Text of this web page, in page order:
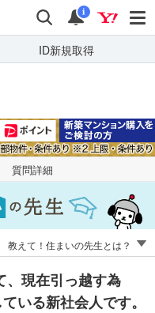
検索 通知
i
ID新規取得
キーワードで
質問を探す
質問詳細
教えて！住まいの先生とは？
、現在引っ越す為
いる新社会人です。